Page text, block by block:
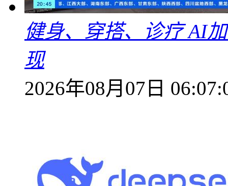
健身、穿搭、诊疗 AI
现
2026年08月07日